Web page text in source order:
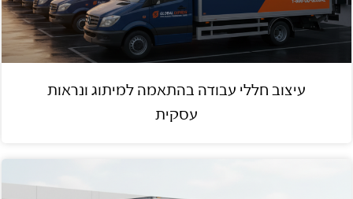
עיצוב חללי עבודה בהתאמה למיתוג ונראות
עסקית